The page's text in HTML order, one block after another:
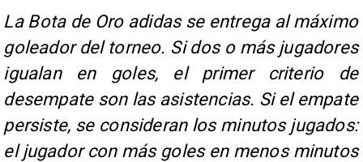
La Bota de Oro adidas se entrega al máximo
goleador del torneo. Si dos o más jugadores
igualan en goles, el primer criterio de
desempate son las asistencias. Si el empate
persiste, se consideran los minutos jugados:
el jugador con más goles en menos minutos